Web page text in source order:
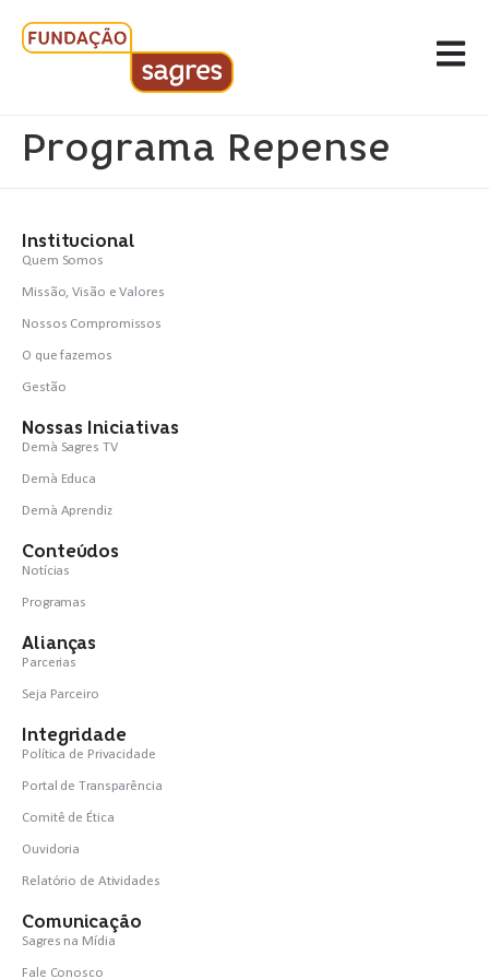
Programa Repense
Institucional
Quem Somos
Missão, Visão e Valores
Nossos Compromissos
O que fazemos
Gestão
Nossas Iniciativas
Demà Sagres TV
Demà Educa
Demà Aprendiz
Conteúdos
Notícias
Programas
Alianças
Parcerias
Seja Parceiro
Integridade
Política de Privacidade
Portal de Transparência
Comitê de Ética
Ouvidoria
Relatório de Atividades
Comunicação
Sagres na Mídia
Fale Conosco